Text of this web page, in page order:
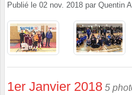
Publié le 02 nov. 2018 par Quentin
1er Janvier 2018 5